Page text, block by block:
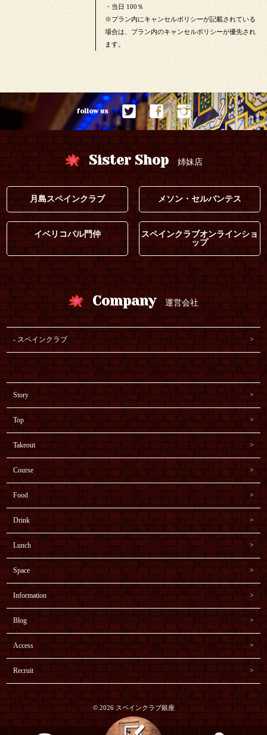
・当日 100％
※プラン内にキャンセルポリシーが記載されている
場合は、プラン内のキャンセルポリシーが優先され
ます。
follow us
Sister Shop 姉妹店
月島スペインクラブ メソン・セルバンテス
イベリコバル門仲
スペインクラブオンラインショ
ップ
Company 運営会社
スペインクラブ
Story
Top
Takeout
Course
Food
Drink
Lunch
Space
Information
Blog
Access
Recruit
© 2026 スペインクラブ銀座